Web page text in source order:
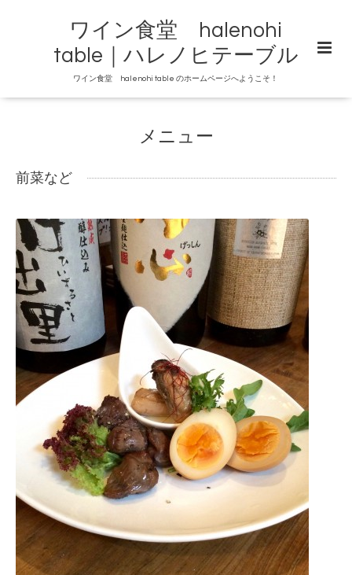
ワイン食堂 halenohi
table｜ハレノヒテーブル
ワイン食堂 halenohi table のホームページへようこそ！
メニュー
前菜など